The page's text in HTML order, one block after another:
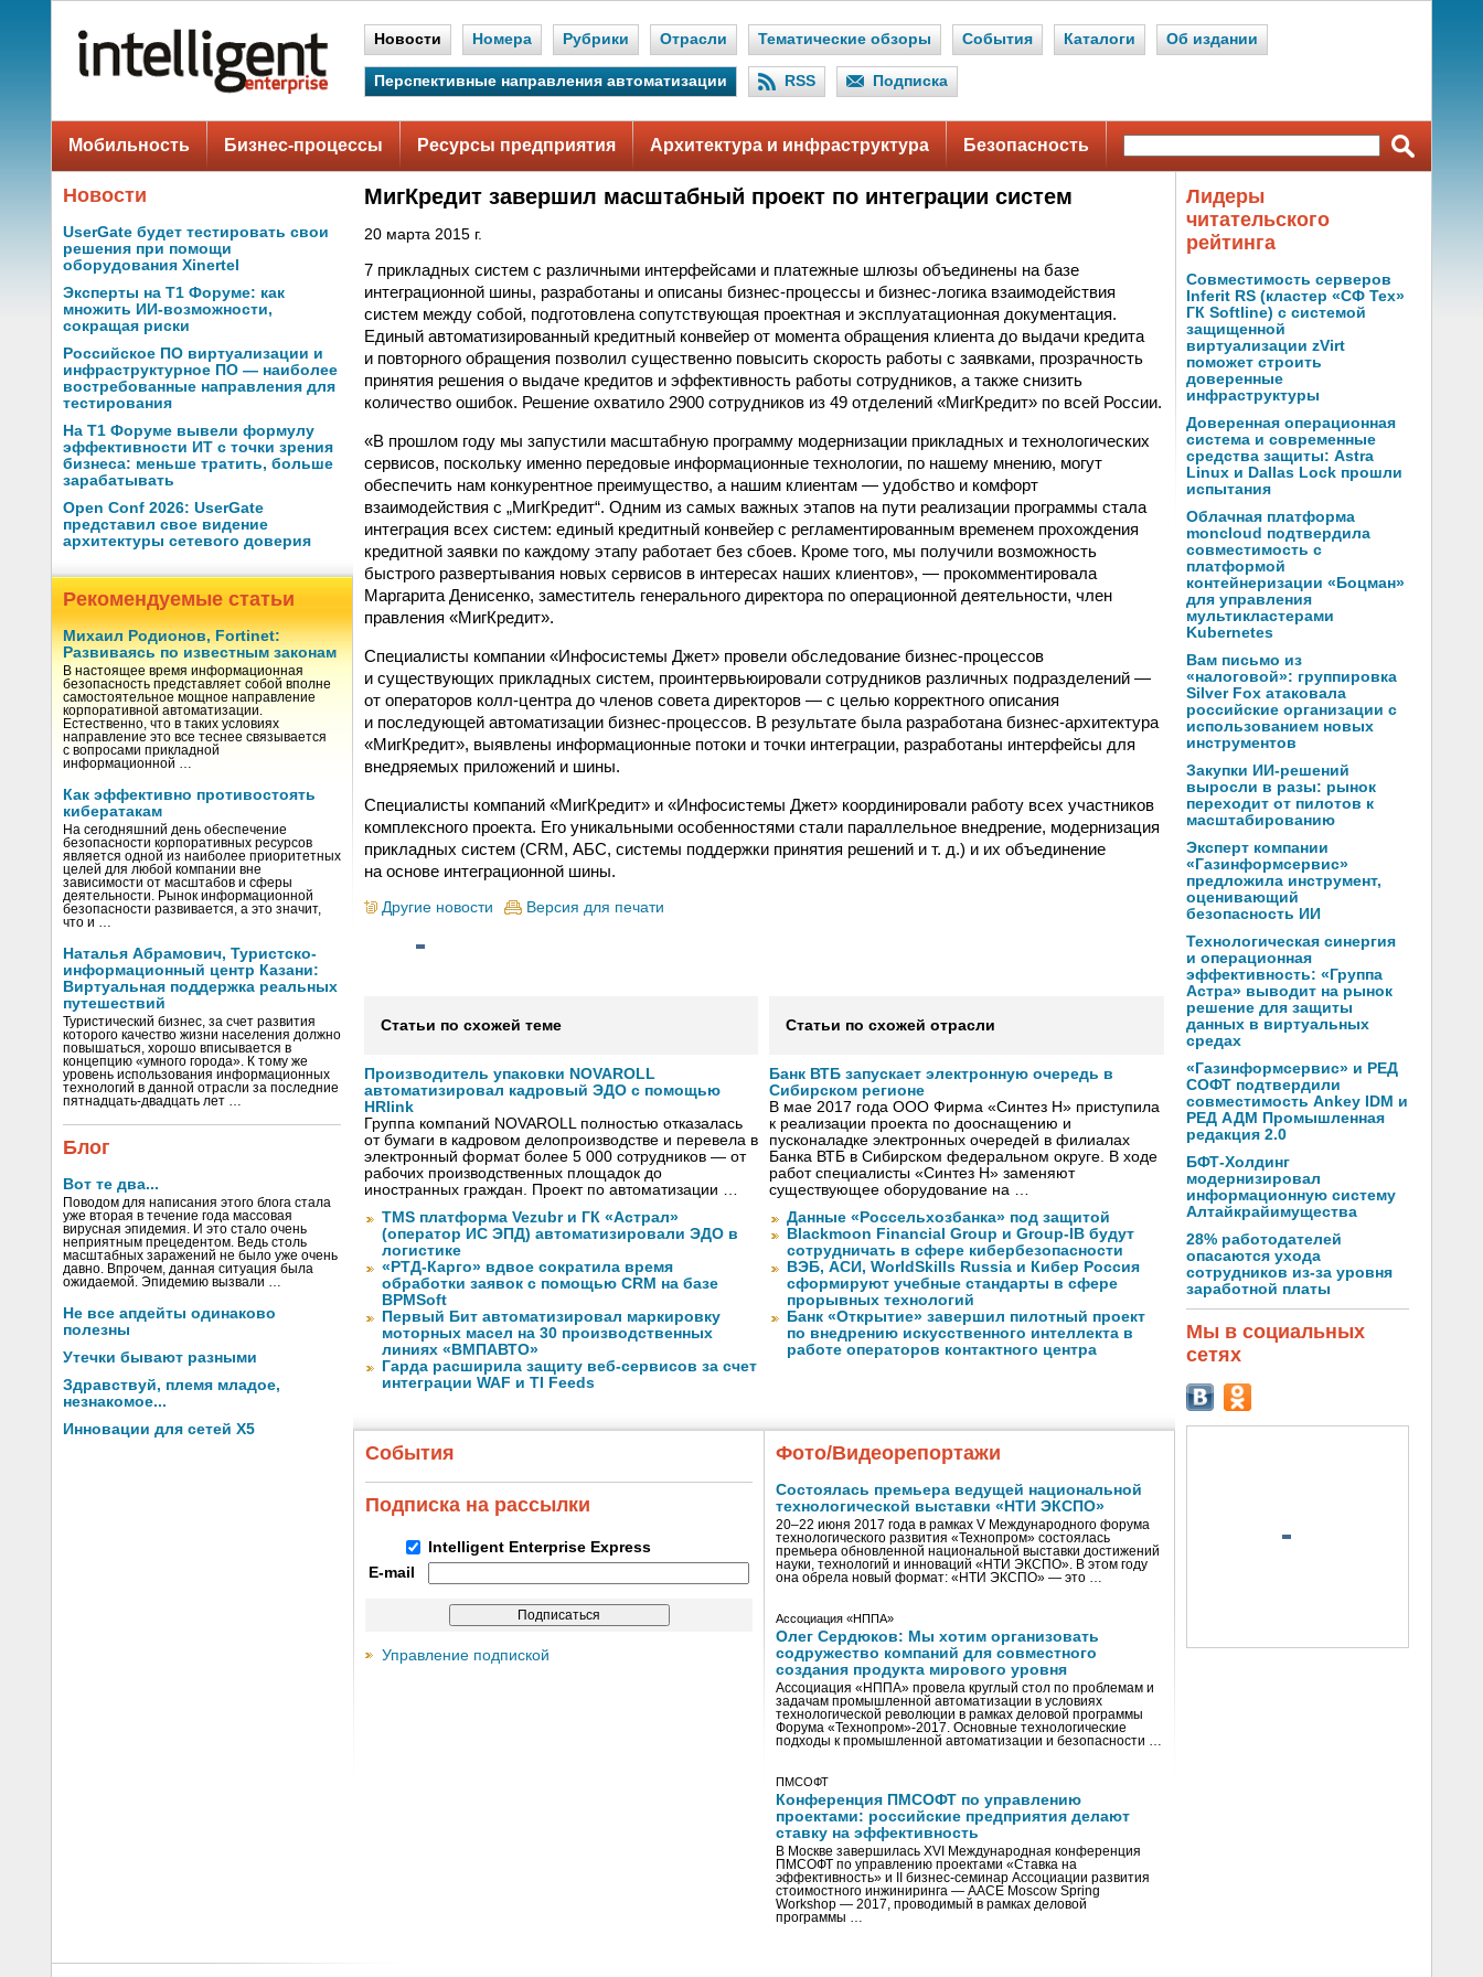
Новости Номера Рубрики Отрасли Тематические обзоры События Каталоги Об издании
Перспективные направления автоматизации RSS Подписка
Мобильность Бизнес-процессы Ресурсы предприятия Архитектура и инфраструктура Безопасность
Новости
UserGate будет тестировать свои
решения при помощи
оборудования Xinertel
Эксперты на Т1 Форуме: как
множить ИИ-возможности,
сокращая риски
Российское ПО виртуализации и
инфраструктурное ПО — наиболее
востребованные направления для
тестирования
На Т1 Форуме вывели формулу
эффективности ИТ с точки зрения
бизнеса: меньше тратить, больше
зарабатывать
Open Conf 2026: UserGate
представил свое видение
архитектуры сетевого доверия
Рекомендуемые статьи
Михаил Родионов, Fortinet:
Развиваясь по известным законам
В настоящее время информационная
безопасность представляет собой вполне
самостоятельное мощное направление
корпоративной автоматизации.
Естественно, что в таких условиях
направление это все теснее связывается
с вопросами прикладной
информационной …
Как эффективно противостоять
кибератакам
На сегодняшний день обеспечение
безопасности корпоративных ресурсов
является одной из наиболее приоритетных
целей для любой компании вне
зависимости от масштабов и сферы
деятельности. Рынок информационной
безопасности развивается, а это значит,
что и …
Наталья Абрамович, Туристско-
информационный центр Казани:
Виртуальная поддержка реальных
путешествий
Туристический бизнес, за счет развития
которого качество жизни населения должно
повышаться, хорошо вписывается в
концепцию «умного города». К тому же
уровень использования информационных
технологий в данной отрасли за последние
пятнадцать-двадцать лет …
Блог
Вот те два...
Поводом для написания этого блога стала
уже вторая в течение года массовая
вирусная эпидемия. И это стало очень
неприятным прецедентом. Ведь столь
масштабных заражений не было уже очень
давно. Впрочем, данная ситуация была
ожидаемой. Эпидемию вызвали …
Не все апдейты одинаково
полезны
Утечки бывают разными
Здравствуй, племя младое,
незнакомое...
Инновации для сетей X5
МигКредит завершил масштабный проект по интеграции систем
20 марта 2015 г.
7 прикладных систем с различными интерфейсами и платежные шлюзы объединены на базе
интеграционной шины, разработаны и описаны бизнес-процессы и бизнес-логика взаимодействия
систем между собой, подготовлена сопутствующая проектная и эксплуатационная документация.
Единый автоматизированный кредитный конвейер от момента обращения клиента до выдачи кредита
и повторного обращения позволил существенно повысить скорость работы с заявками, прозрачность
принятия решения о выдаче кредитов и эффективность работы сотрудников, а также снизить
количество ошибок. Решение охватило 2900 сотрудников из 49 отделений «МигКредит» по всей России.
«В прошлом году мы запустили масштабную программу модернизации прикладных и технологических
сервисов, поскольку именно передовые информационные технологии, по нашему мнению, могут
обеспечить нам конкурентное преимущество, а нашим клиентам — удобство и комфорт
взаимодействия с „МигКредит“. Одним из самых важных этапов на пути реализации программы стала
интеграция всех систем: единый кредитный конвейер с регламентированным временем прохождения
кредитной заявки по каждому этапу работает без сбоев. Кроме того, мы получили возможность
быстрого развертывания новых сервисов в интересах наших клиентов», — прокомментировала
Маргарита Денисенко, заместитель генерального директора по операционной деятельности, член
правления «МигКредит».
Специалисты компании «Инфосистемы Джет» провели обследование бизнес-процессов
и существующих прикладных систем, проинтервьюировали сотрудников различных подразделений —
от операторов колл-центра до членов совета директоров — с целью корректного описания
и последующей автоматизации бизнес-процессов. В результате была разработана бизнес-архитектура
«МигКредит», выявлены информационные потоки и точки интеграции, разработаны интерфейсы для
внедряемых приложений и шины.
Специалисты компаний «МигКредит» и «Инфосистемы Джет» координировали работу всех участников
комплексного проекта. Его уникальными особенностями стали параллельное внедрение, модернизация
прикладных систем (CRM, АБС, системы поддержки принятия решений и т. д.) и их объединение
на основе интеграционной шины.
Другие новости Версия для печати
Статьи по схожей теме
Производитель упаковки NOVAROLL
автоматизировал кадровый ЭДО с помощью
HRlink
Группа компаний NOVAROLL полностью отказалась
от бумаги в кадровом делопроизводстве и перевела в
электронный формат более 5 000 сотрудников — от
рабочих производственных площадок до
иностранных граждан. Проект по автоматизации …
TMS платформа Vezubr и ГК «Астрал»
(оператор ИС ЭПД) автоматизировали ЭДО в
логистике
«РТД-Карго» вдвое сократила время
обработки заявок с помощью CRM на базе
BPMSoft
Первый Бит автоматизировал маркировку
моторных масел на 30 производственных
линиях «ВМПАВТО»
Гарда расширила защиту веб-сервисов за счет
интеграции WAF и TI Feeds
Статьи по схожей отрасли
Банк ВТБ запускает электронную очередь в
Сибирском регионе
В мае 2017 года ООО Фирма «Синтез Н» приступила
к реализации проекта по дооснащению и
пусконаладке электронных очередей в филиалах
Банка ВТБ в Сибирском федеральном округе. В ходе
работ специалисты «Синтез Н» заменяют
существующее оборудование на …
Данные «Россельхозбанка» под защитой
Blackmoon Financial Group и Group-IB будут
сотрудничать в сфере кибербезопасности
ВЭБ, АСИ, WorldSkills Russia и Кибер Россия
сформируют учебные стандарты в сфере
прорывных технологий
Банк «Открытие» завершил пилотный проект
по внедрению искусственного интеллекта в
работе операторов контактного центра
События
Подписка на рассылки
Intelligent Enterprise Express
E-mail
Управление подпиской
Фото/Видеорепортажи
Состоялась премьера ведущей национальной
технологической выставки «НТИ ЭКСПО»
20–22 июня 2017 года в рамках V Международного форума
технологического развития «Технопром» состоялась
премьера обновленной национальной выставки достижений
науки, технологий и инноваций «НТИ ЭКСПО». В этом году
она обрела новый формат: «НТИ ЭКСПО» — это …
Ассоциация «НППА»
Олег Сердюков: Мы хотим организовать
содружество компаний для совместного
создания продукта мирового уровня
Ассоциация «НППА» провела круглый стол по проблемам и
задачам промышленной автоматизации в условиях
технологической революции в рамках деловой программы
Форума «Технопром»-2017. Основные технологические
подходы к промышленной автоматизации и безопасности …
ПМСОФТ
Конференция ПМСОФТ по управлению
проектами: российские предприятия делают
ставку на эффективность
В Москве завершилась XVI Международная конференция
ПМСОФТ по управлению проектами «Ставка на
эффективность» и II бизнес-семинар Ассоциации развития
стоимостного инжиниринга — AACE Moscow Spring
Workshop — 2017, проводимый в рамках деловой
программы …
Лидеры
читательского
рейтинга
Совместимость серверов
Inferit RS (кластер «СФ Тех»
ГК Softline) с системой
защищенной
виртуализации zVirt
поможет строить
доверенные
инфраструктуры
Доверенная операционная
система и современные
средства защиты: Astra
Linux и Dallas Lock прошли
испытания
Облачная платформа
moncloud подтвердила
совместимость с
платформой
контейнеризации «Боцман»
для управления
мультикластерами
Kubernetes
Вам письмо из
«налоговой»: группировка
Silver Fox атаковала
российские организации с
использованием новых
инструментов
Закупки ИИ-решений
выросли в разы: рынок
переходит от пилотов к
масштабированию
Эксперт компании
«Газинформсервис»
предложила инструмент,
оценивающий
безопасность ИИ
Технологическая синергия
и операционная
эффективность: «Группа
Астра» выводит на рынок
решение для защиты
данных в виртуальных
средах
«Газинформсервис» и РЕД
СОФТ подтвердили
совместимость Ankey IDM и
РЕД АДМ Промышленная
редакция 2.0
БФТ-Холдинг
модернизировал
информационную систему
Алтайкрайимущества
28% работодателей
опасаются ухода
сотрудников из-за уровня
заработной платы
Мы в социальных
сетях